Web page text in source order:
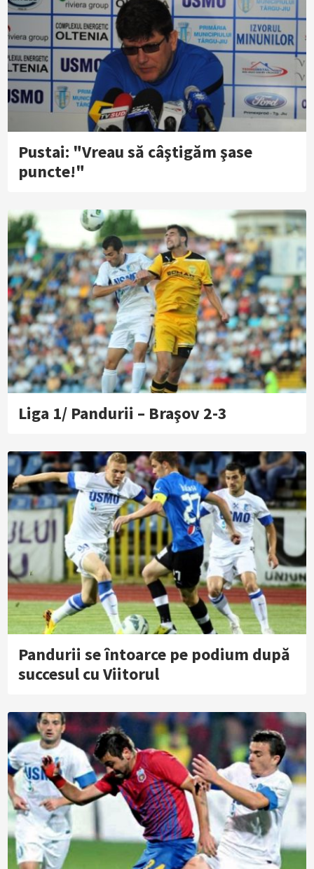
Pustai: "Vreau să câştigăm şase
puncte!"
Liga 1/ Pandurii – Braşov 2-3
Pandurii se întoarce pe podium după
succesul cu Viitorul